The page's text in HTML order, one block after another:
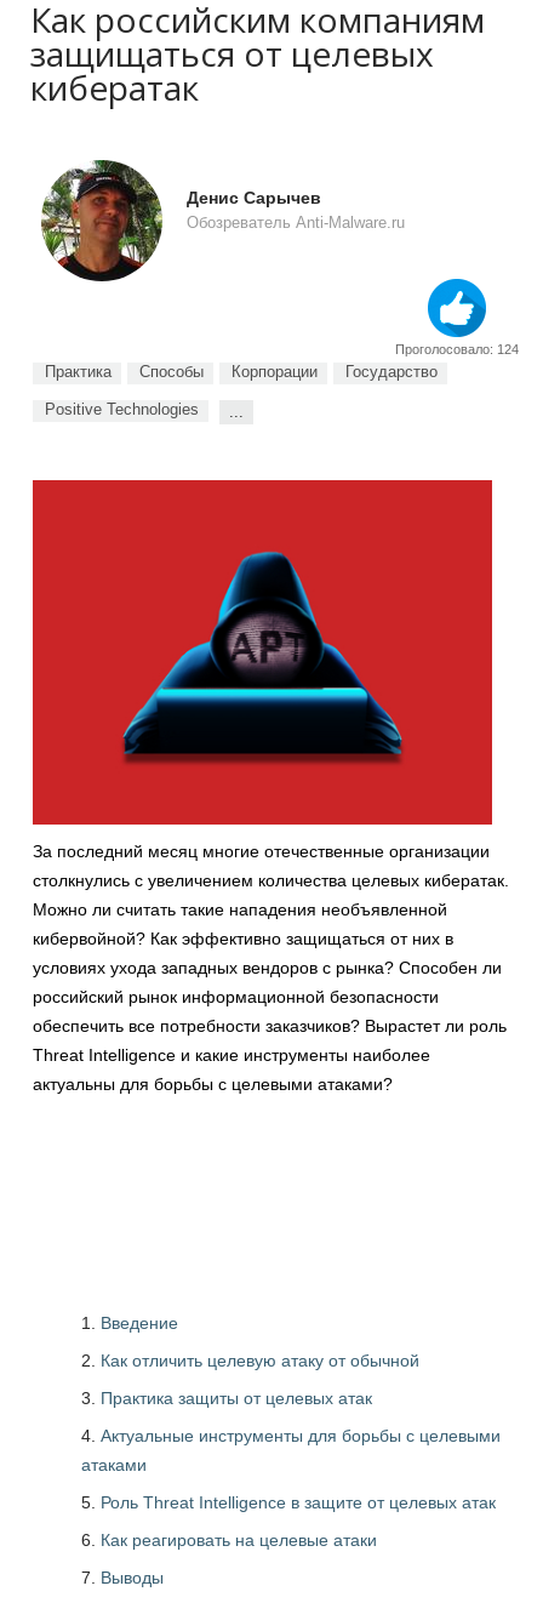
Как российским компаниям
защищаться от целевых
кибератак
Денис Сарычев
Обозреватель Anti-Malware.ru
Проголосовало: 124
Практика Способы Корпорации Государство
Positive Technologies ...
За последний месяц многие отечественные организации
столкнулись с увеличением количества целевых кибератак.
Можно ли считать такие нападения необъявленной
кибервойной? Как эффективно защищаться от них в
условиях ухода западных вендоров с рынка? Способен ли
российский рынок информационной безопасности
обеспечить все потребности заказчиков? Вырастет ли роль
Threat Intelligence и какие инструменты наиболее
актуальны для борьбы с целевыми атаками?
Введение
Как отличить целевую атаку от обычной
Практика защиты от целевых атак
Актуальные инструменты для борьбы с целевыми
атаками
Роль Threat Intelligence в защите от целевых атак
Как реагировать на целевые атаки
Выводы